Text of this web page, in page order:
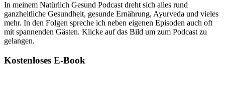
In meinem Natürlich Gesund Podcast dreht sich alles rund
ganzheitliche Gesundheit, gesunde Ernährung, Ayurveda und vieles
mehr. In den Folgen spreche ich neben eigenen Episoden auch oft
mit spannenden Gästen. Klicke auf das Bild um zum Podcast zu
gelangen.
Kostenloses E-Book